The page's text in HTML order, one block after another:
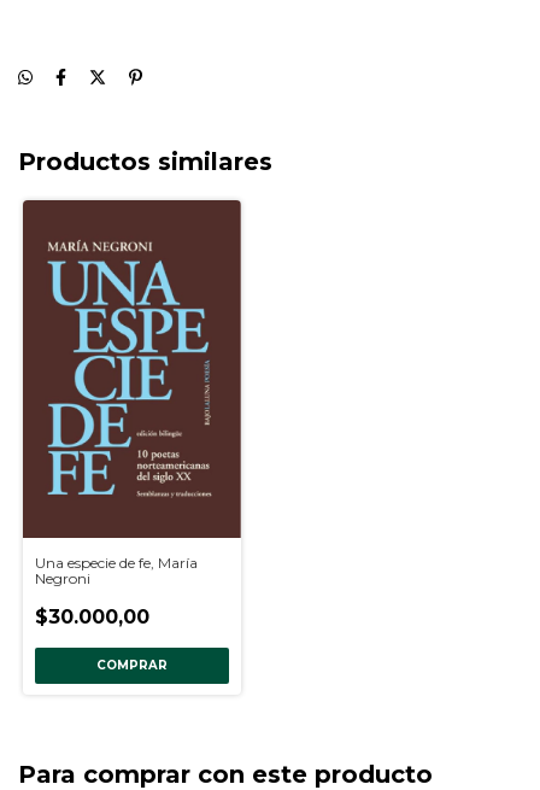
Productos similares
Una especie de fe, María
Negroni
$30.000,00
COMPRAR
Para comprar con este producto